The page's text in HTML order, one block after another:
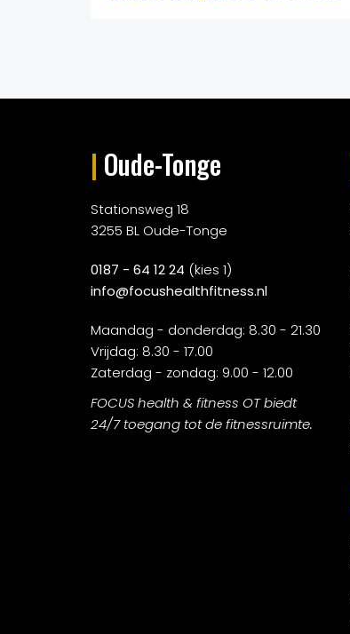
| Oude-Tonge
Stationsweg 18
3255 BL Oude-Tonge
0187 - 64 12 24 (kies 1)
info@focushealthfitness.nl
Maandag - donderdag: 8.30 - 21.30
Vrijdag: 8.30 - 17.00
Zaterdag - zondag: 9.00 - 12.00
FOCUS health & fitness OT biedt
24/7 toegang tot de fitnessruimte.